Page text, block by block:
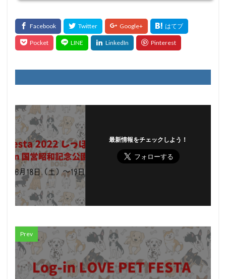
最新情報をチェックしよう！
Prev